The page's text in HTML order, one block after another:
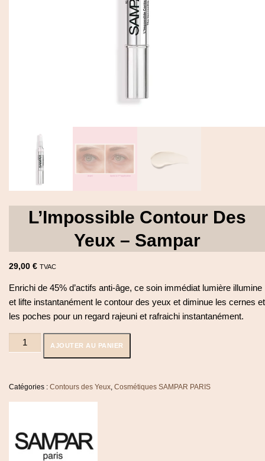
Mon Compte
L’Impossible Contour Des
Yeux – Sampar
29,00 € TVAC
Enrichi de 45% d’actifs anti-âge, ce soin immédiat lumière illumine
et lifte instantanément le contour des yeux et diminue les cernes et
les poches pour un regard rajeuni et rafraichi instantanément.
L'Impossible
Des
AJOUTER AU PANIER
Catégories : Contours des Yeux Cosmétiques SAMPAR PARIS